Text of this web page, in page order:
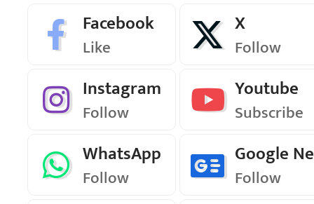
Facebook
Like
X
Follow
Instagram
Follow
Youtube
Subscribe
WhatsApp
Follow
Google
Follow